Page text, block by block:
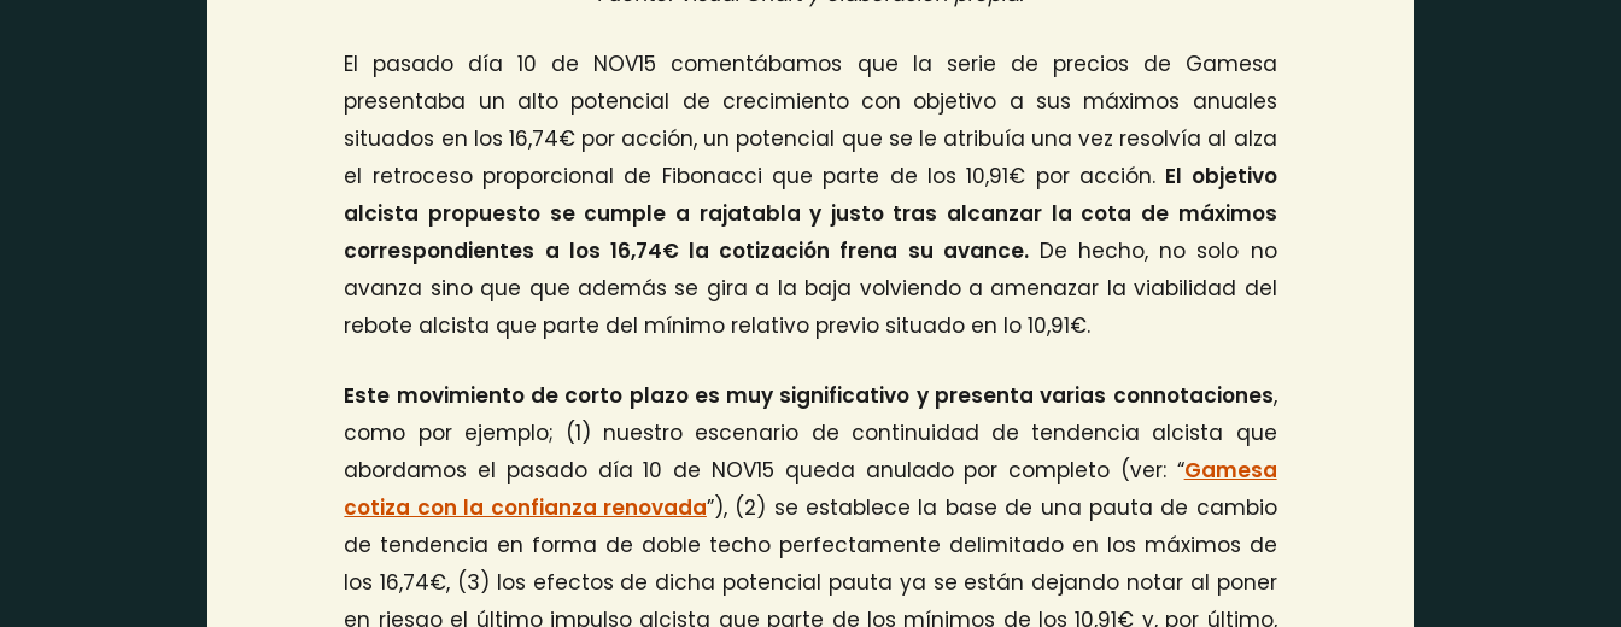
El pasado día 10 de NOV15 comentábamos que la serie de precios de Gamesa
presentaba un alto potencial de crecimiento con objetivo a sus máximos anuales
situados en los 16,74€ por acción, un potencial que se le atribuía una vez resolvía al alza
el retroceso proporcional de Fibonacci que parte de los 10,91€ por acción. El objetivo
alcista propuesto se cumple a rajatabla y justo tras alcanzar la cota de máximos
correspondientes a los 16,74€ la cotización frena su avance.De hecho, no solo no
avanza sino que que además se gira a la baja volviendo a amenazar la viabilidad del
rebote alcista que parte del mínimo relativo previo situado en lo 10,91€.
Este movimiento de corto plazo es muy significativo y presenta varias connotaciones,
como por ejemplo; (1) nuestro escenario de continuidad de tendencia alcista que
abordamos el pasado día 10 de NOV15 queda anulado por completo (ver: “Gamesa
cotiza con la confianza renovada”), (2) se establece la base de una pauta de cambio
de tendencia en forma de doble techo perfectamente delimitado en los máximos de
los 16,74€, (3) los efectos de dicha potencial pauta ya se están dejando notar al poner
en riesgo el último impulso alcista que parte de los mínimos de los 10,91€ y, por último,